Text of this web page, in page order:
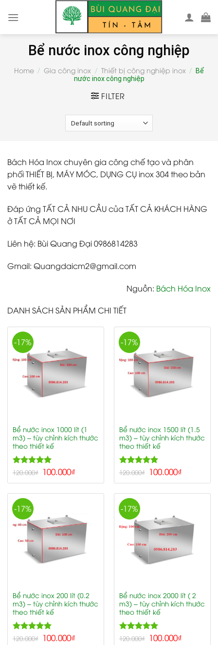
Bể nước inox công nghiệp
Home / Gia công inox / Thiết bị công nghiệp inox /
Bể
nước inox công nghiệp
FILTER
Bách Hóa Inox chuyên gia công chế tạo và phân
phối THIẾT BỊ, MÁY MÓC, DỤNG CỤ inox 304 theo bản
vẽ thiết kế.
Đáp ứng TẤT CẢ NHU CẦU của TẤT CẢ KHÁCH HÀNG
ở TẤT CẢ MỌI NƠI
Liên hệ: Bùi Quang Đại 0986814283
Gmail: Quangdaicm2@gmail.com
Nguồn: Bách Hóa Inox
DANH SÁCH SẢN PHẨM CHI TIẾT
-17%
Bể nước inox 1000 lít (1
m3) – tùy chỉnh kích thước
theo thiết kế
Rated5.00
120.000₫ 100.000₫
-17%
Bể nước inox 1500 lít (1.5
m3) – tùy chỉnh kích thước
theo thiết kế
Rated5.00
120.000₫ 100.000₫
-17%
Bể nước inox 200 lít (0.2
m3) – tùy chỉnh kích thước
theo thiết kế
Rated5.00
120.000₫ 100.000₫
-17%
Bể nước inox 2000 lít ( 2
m3) – tùy chỉnh kích thước
theo thiết kế
Rated5.00
120.000₫ 100.000₫